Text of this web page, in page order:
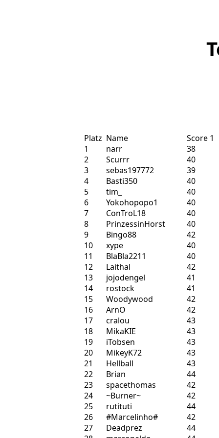
Platz Name
Score 1
1
narr
38
2
Scurrr
40
3
sebas197772
39
4
Basti350
40
5
tim_
40
6
Yokohopopo1
40
7
ConTroL18
40
8
PrinzessinHorst
40
9
Bingo88
42
10
xype
40
11
BlaBla2211
40
12
Laithal
42
13
jojodengel
41
14
rostock
41
15
Woodywood
42
16
ArnO
42
17
cralou
43
18
MikaKIE
43
19
iTobsen
43
20
MikeyK72
43
21
Hellball
43
22
Brian
44
23
spacethomas
42
24
~Burner~
42
25
rutituti
44
26
#Marcelinho#
42
27
Deadprez
44